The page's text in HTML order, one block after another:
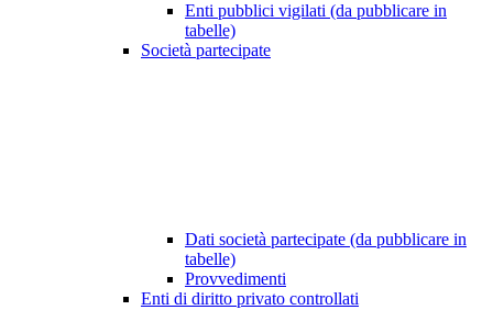
Enti pubblici vigilati (da pubblicare in
tabelle)
Società partecipate
Dati società partecipate (da pubblicare in
tabelle)
Provvedimenti
Enti di diritto privato controllati